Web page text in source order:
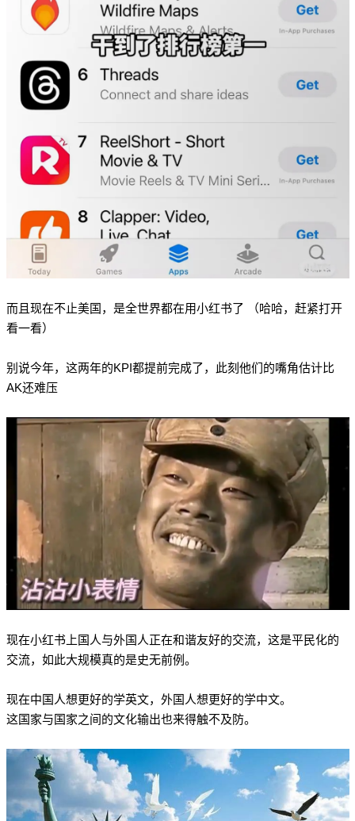
而且现在不止美国，是全世界都在用小红书了 （哈哈，赶紧打开
看一看）
别说今年，这两年的KPI都提前完成了，此刻他们的嘴角估计比
AK还难压
现在小红书上国人与外国人正在和谐友好的交流，这是平民化的
交流，如此大规模真的是史无前例。
现在中国人想更好的学英文，外国人想更好的学中文。
这国家与国家之间的文化输出也来得触不及防。